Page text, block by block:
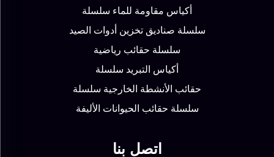
أكياس مقاومة للماء سلسلة
سلسلة صناديق تخزين أدوات الصيد
سلسلة حقائب رياضية
أكياس التبريد سلسلة
حقائب الأنشطة الخارجية سلسلة
سلسلة حقائب الحيوانات الأليفة
اتصل بنا